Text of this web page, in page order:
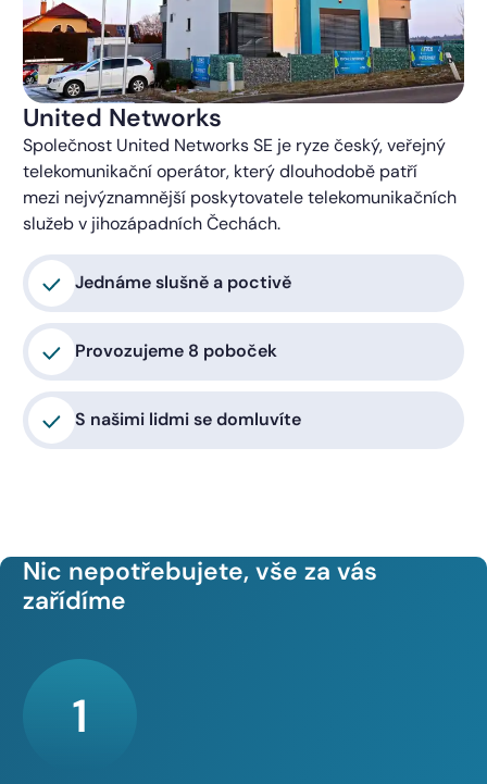
United Networks
Společnost United Networks SE je ryze český, veřejný
telekomunikační operátor, který dlouhodobě patří
mezi nejvýznamnější poskytovatele telekomunikačních
služeb v jihozápadních Čechách.
Jednáme slušně a poctivě
Provozujeme 8 poboček
S našimi lidmi se domluvíte
Nic nepotřebujete, vše za vás
zařídíme
1